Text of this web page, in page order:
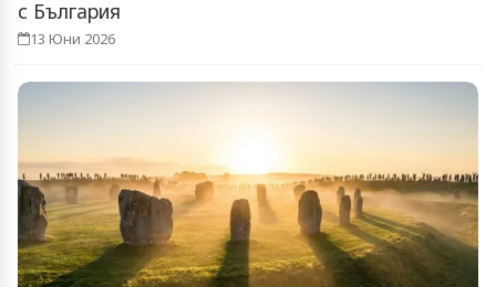
с България
13 Юни 2026